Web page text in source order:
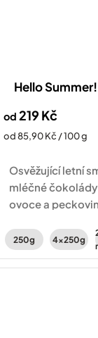
Hello
od 219 Kč
Měrná
od 85,90 Kč / 100 g
Osvěžující letní
mléčné
ovoce a
250g 4x250g